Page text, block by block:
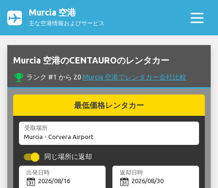
Murcia 空港
主な空港情報およびサービス
Murcia 空港のCENTAUROのレンタカー
emoji_events ランク #1 から 20 Murcia 空港でレンタカー会社比較
最低価格レンタカー
受取場所
同じ場所に返却
出発日時 返却日時